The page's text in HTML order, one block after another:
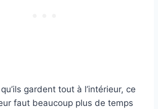
gardent tout à l’intérieur, ce
faut beaucoup plus de temps